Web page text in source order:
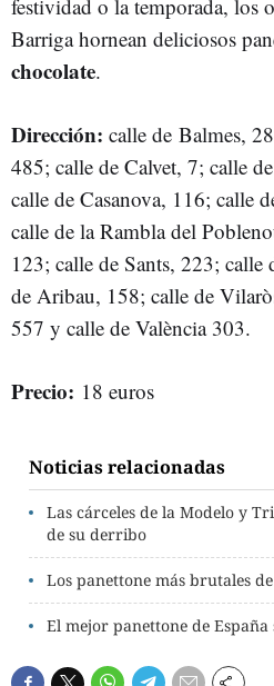
festividad o la temporada, los
Barriga hornean deliciosos
chocolate.
Dirección: calle de Balmes,
485; calle de Calvet, 7; calle
calle de Casanova, 116; calle
calle de la Rambla del
123; calle de Sants, 223;
de Aribau, 158; calle de
557 y calle de València 303.
Precio: 18 euros
Noticias relacionadas
Las cárceles de la Modelo y
de su derribo
Los panettone más brutales
El mejor panettone de España